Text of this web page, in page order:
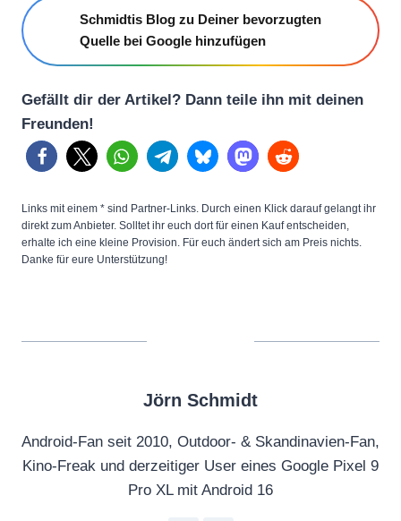
Schmidtis Blog zu Deiner bevorzugten
Quelle bei Google hinzufügen
Gefällt dir der Artikel? Dann teile ihn mit deinen
Freunden!
Links mit einem * sind Partner-Links. Durch einen Klick darauf gelangt ihr
direkt zum Anbieter. Solltet ihr euch dort für einen Kauf entscheiden,
erhalte ich eine kleine Provision. Für euch ändert sich am Preis nichts.
Danke für eure Unterstützung!
Jörn Schmidt
Android-Fan seit 2010, Outdoor- & Skandinavien-Fan,
Kino-Freak und derzeitiger User eines Google Pixel 9
Pro XL mit Android 16